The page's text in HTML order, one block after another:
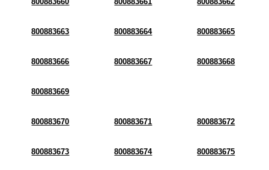
800883663 800883664 800883665
800883666 800883667 800883668
800883669
800883670 800883671 800883672
800883673 800883674 800883675